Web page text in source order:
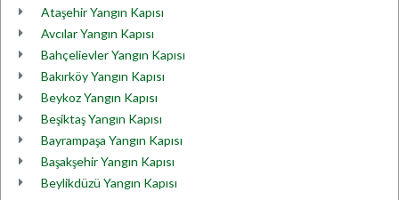
Ataşehir Yangın Kapısı
Avcılar Yangın Kapısı
Bahçelievler Yangın Kapısı
Bakırköy Yangın Kapısı
Beykoz Yangın Kapısı
Beşiktaş Yangın Kapısı
Bayrampaşa Yangın Kapısı
Başakşehir Yangın Kapısı
Beylikdüzü Yangın Kapısı